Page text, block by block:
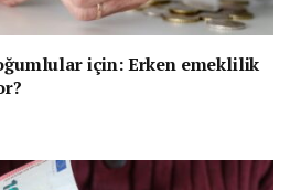
için: Erken emeklilik